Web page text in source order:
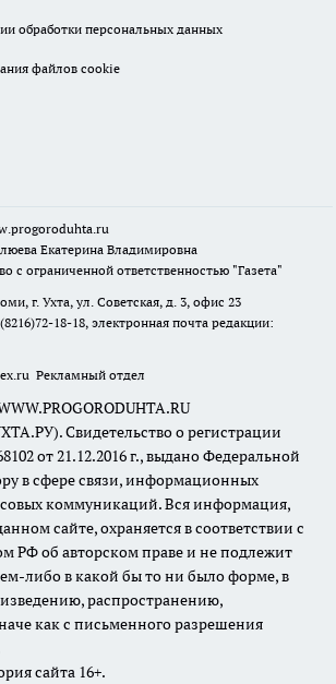
обработки персональных данных
файлов cookie
Екатерина Владимировна
с ограниченной ответственностью "Газета"
г. Ухта, ул. Советская, д. 3, офис 23
18-18, электронная почта редакции:
Рекламный отдел
Свидетельство о регистрации
от 21.12.2016 г., выдано Федеральной
в сфере связи, информационных
коммуникаций. Вся информация,
сайте, охраняется в соответствии с
РФ об авторском праве и не подлежит
либо в какой бы то ни было форме, в
распространению,
как с письменного разрешения
сайта 16+.